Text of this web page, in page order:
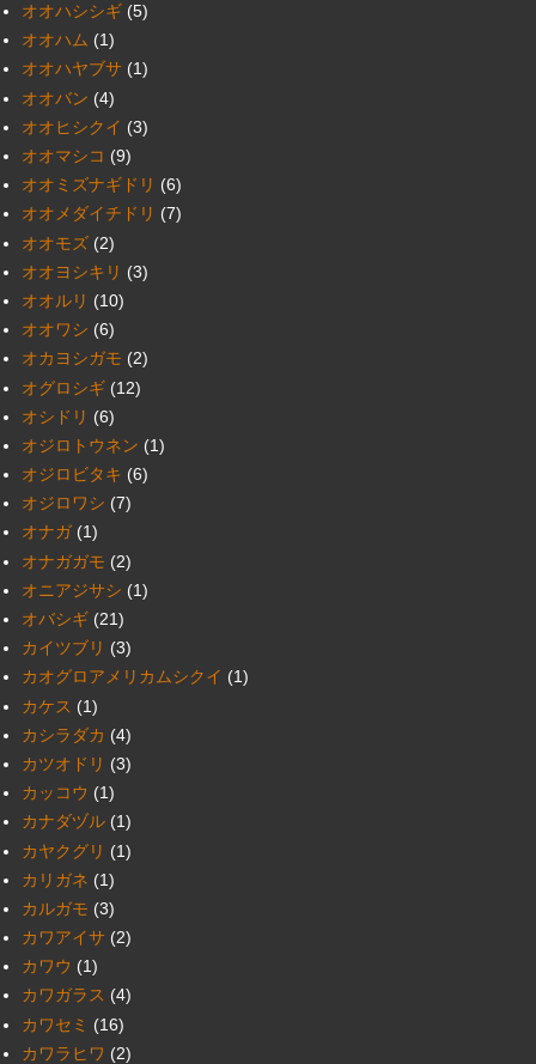
オオハシシギ (5)
オオハム (1)
オオハヤブサ (1)
オオバン (4)
オオヒシクイ (3)
オオマシコ (9)
オオミズナギドリ (6)
オオメダイチドリ (7)
オオモズ (2)
オオヨシキリ (3)
オオルリ (10)
オオワシ (6)
オカヨシガモ (2)
オグロシギ (12)
オシドリ (6)
オジロトウネン (1)
オジロビタキ (6)
オジロワシ (7)
オナガ (1)
オナガガモ (2)
オニアジサシ (1)
オバシギ (21)
カイツブリ (3)
カオグロアメリカムシクイ (1)
カケス (1)
カシラダカ (4)
カツオドリ (3)
カッコウ (1)
カナダヅル (1)
カヤクグリ (1)
カリガネ (1)
カルガモ (3)
カワアイサ (2)
カワウ (1)
カワガラス (4)
カワセミ (16)
カワラヒワ (2)